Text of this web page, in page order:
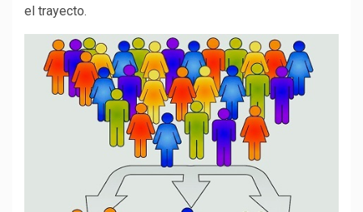
el trayecto.